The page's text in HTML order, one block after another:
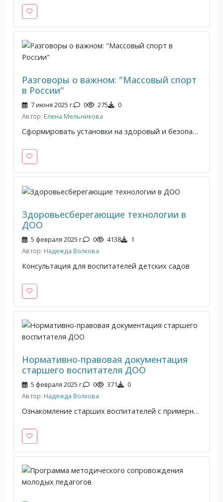
Разговоры о важном: "Массовый спорт
в России"
7 июня 2025 г. 0 275 0
Автор: Елена Мельникова
Сформировать установки на здоровый и безопасный образ жизни, представлений о влиянии спорта на развитие личностных качеств человека; стимулирование к занятиям спортом; информирование о современных возможностях в области массового спорта; развить чувства гордости за достижения России в области спорта.
Здоровьесберегающие технологии в
ДОО
5 февраля 2025 г. 0 4138 1
Автор: Надежда Волкова
Консультация для воспитателей детских садов
Нормативно-правовая документация
старшего воспитателя ДОО
5 февраля 2025 г. 0 371 0
Автор: Надежда Волкова
Ознакомление старших воспитателей с примерным списком нормативно-правовой документации